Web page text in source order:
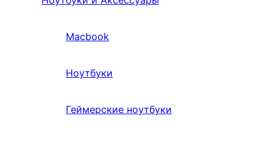
Macbook
Ноутбуки
Геймерские ноутбуки